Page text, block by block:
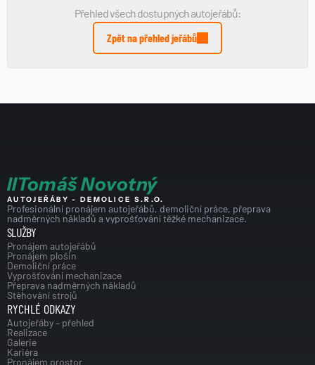
Přehled všech dostupných autojeřábů:
Zpět na přehled jeřábů
IITomáš Novotný
AUTOJEŘÁBY - DEMOLICE S.R.O.
Profesionální pronájem autojeřábů, demoliční práce, přeprava
nadměrných nákladů a vyprošťování těžké mechanizace.
SLUŽBY
Pronájem autojeřábů
Pronájem plošin
Demoliční práce
Vyprošťování mechanizace
Přeprava nadměrných nákladů
Stěhování strojů
RYCHLÉ ODKAZY
Autojeřáby – přehled
Realizace
Galerie
Kariéra
Pronájem prostor